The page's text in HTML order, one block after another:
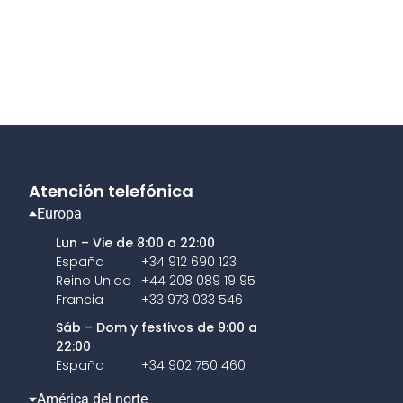
Atención telefónica
Europa
Lun – Vie de 8:00 a 22:00
España
+34 912 690 123
Reino Unido
+44 208 089 19 95
Francia
+33 973 033 546
Sáb – Dom y festivos de 9:00 a
22:00
España
+34 902 750 460
América del norte